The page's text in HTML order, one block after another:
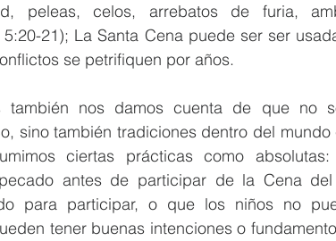
peleas, celos, arrebatos de furia,
21); La Santa Cena puede ser ser
se petrifiquen por años.
nos damos cuenta de que no
sino también tradiciones dentro del mundo
ciertas prácticas como
antes de participar de la Cena
para participar, o que los niños no
tener buenas intenciones o